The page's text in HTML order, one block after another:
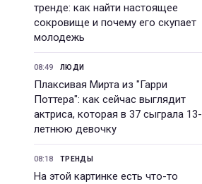
тренде: как найти настоящее
сокровище и почему его скупает
молодежь
08:49 ЛЮДИ
Плаксивая Мирта из "Гарри
Поттера": как сейчас выглядит
актриса, которая в 37 сыграла 13-
летнюю девочку
08:18 ТРЕНДЫ
На этой картинке есть что-то